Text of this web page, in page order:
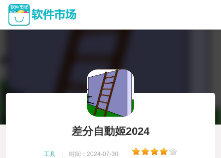
差分自動姬2024
工具 时间：2024-07-30